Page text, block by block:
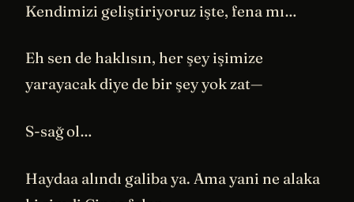
Kendimizi geliştiriyoruz işte, fena mı…
Eh sen de haklısın, her şey işimize
yarayacak diye de bir şey yok zat—
S-sağ ol…
Haydaa alındı galiba ya. Ama yani ne alaka